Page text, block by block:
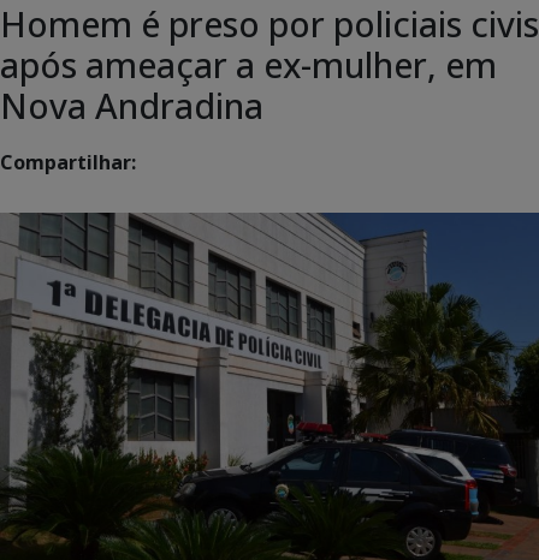
Homem é preso por policiais civis
após ameaçar a ex-mulher, em
Nova Andradina
Compartilhar: